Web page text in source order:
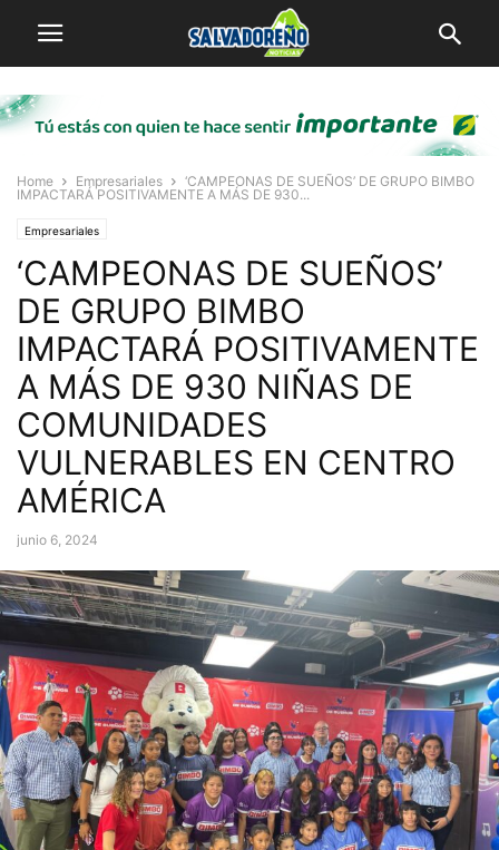
Home Empresariales
‘CAMPEONAS DE SUEÑOS’ DE GRUPO BIMBO
IMPACTARÁ POSITIVAMENTE A MÁS DE 930...
Empresariales
‘CAMPEONAS DE SUEÑOS’
DE GRUPO BIMBO
IMPACTARÁ POSITIVAMENTE
A MÁS DE 930 NIÑAS DE
COMUNIDADES
VULNERABLES EN CENTRO
AMÉRICA
junio 6, 2024